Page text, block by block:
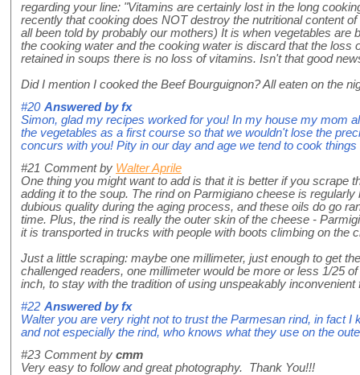
regarding your line: "Vitamins are certainly lost in the long
recently that cooking does NOT destroy the nutritional content
all been told by probably our mothers) It is when vegetables are
the cooking water and the cooking water is discard that the loss
retained in soups there is no loss of vitamins. Isn't that good
Did I mention I cooked the Beef Bourguignon? All eaten on the
#20 Answered byfx
Simon, glad my recipes worked for you! In my house my mom
the vegetables as a first course so that we wouldn't lose the
concurs with you! Pity in our day and age we tend to cook
#21 Comment by Walter Aprile
One thing you might want to add is that it is better if you scrape
adding it to the soup. The rind on Parmigiano cheese is
dubious quality during the aging process, and these oils do go
time. Plus, the rind is really the outer skin of the cheese -
it is transported in trucks with people with boots climbing on the
Just a little scraping: maybe one millimeter, just enough to get
challenged readers, one millimeter would be more or less 1/25
inch, to stay with the tradition of using unspeakably
#22 Answered byfx
Walter you are very right not to trust the Parmesan rind, in fact
and not especially the rind, who knows what they use on the
#23 Comment by cmm
Very easy to follow and great photography. Thank You!!!